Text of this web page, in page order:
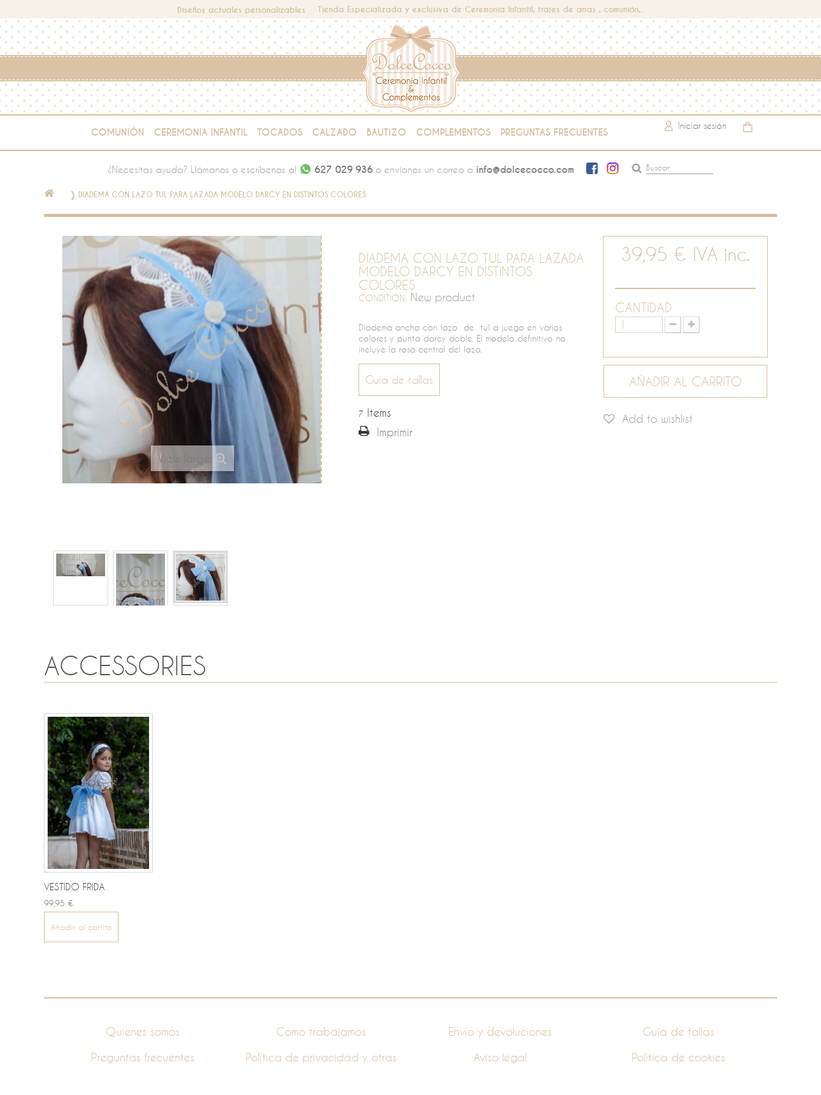
Diseños actuales personalizables Tienda Especializada y exclusiva de Ceremonia Infantil, trajes de arras , comunión,..
COMUNIÓN CEREMONIA INFANTIL TOCADOS CALZADO BAUTIZO COMPLEMENTOS PREGUNTAS FRECUENTES
Iniciar sesión
¿Necesitas ayuda? Llámanos o escríbenos al 627 029 936o envianos un correo a info@dolcecocco.com
❭ DIADEMA CON LAZO TUL PARA LAZADA MODELO DARCY EN DISTINTOS COLORES
View larger
DIADEMA CON LAZO TUL PARA LAZADA
MODELO DARCY EN DISTINTOS
COLORES
CONDITION: New product
Diadema ancha con lazo de tul a juego en varios
colores y punta darcy doble. El modelo definitivo no
incluye la rosa central del lazo.
Guía de tallas
7 Items
Imprimir
39,95 € IVA inc.
CANTIDAD
AÑADIR AL CARRITO
Add to wishlist
ACCESSORIES
VESTIDO FRIDA
99,95 €
Añadir al carrito
Quienes somos
Como trabajamos Envío y devoluciones
Guía de tallas
Preguntas frecuentes
Política de privacidad y otras Aviso legal Política de cookies